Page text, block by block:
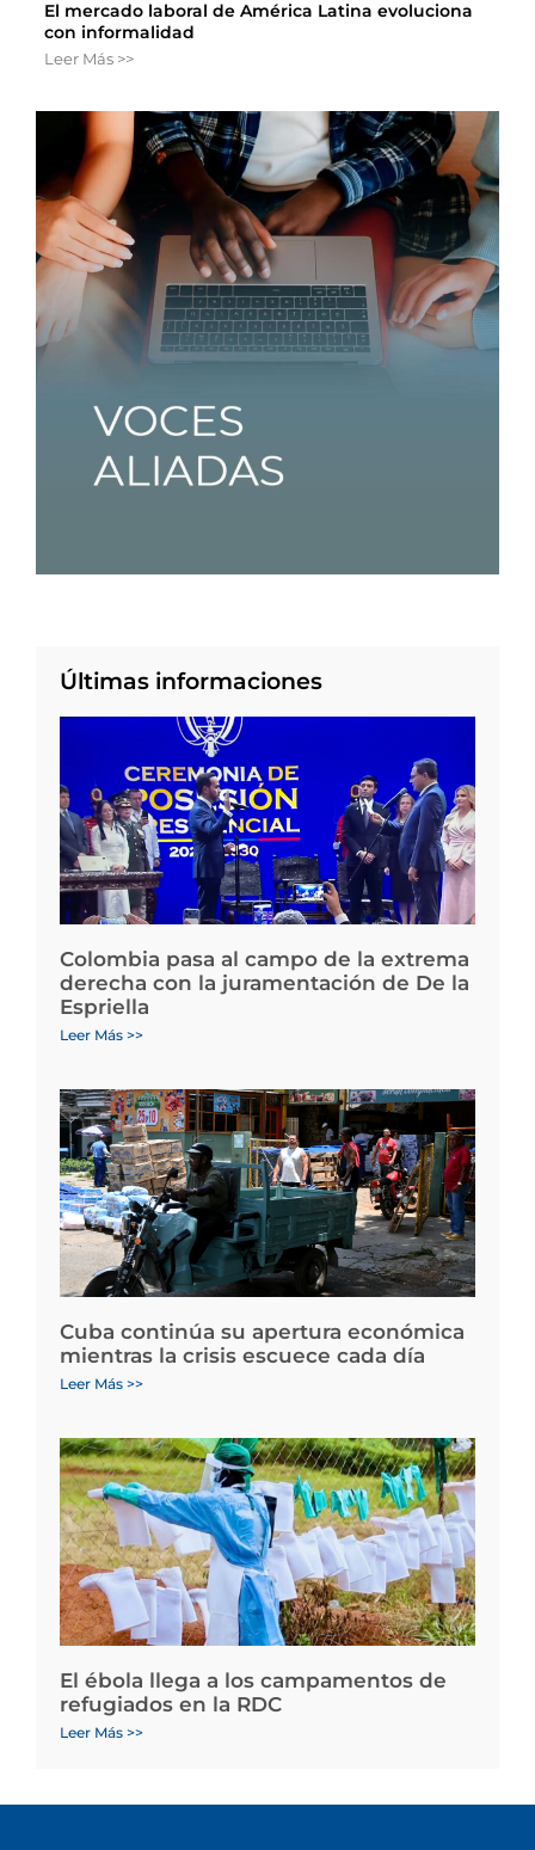
El mercado laboral de América Latina evoluciona
con informalidad
Leer Más >>
Últimas informaciones
Colombia pasa al campo de la extrema
derecha con la juramentación de De la
Espriella
Leer Más >>
Cuba continúa su apertura económica
mientras la crisis escuece cada día
Leer Más >>
El ébola llega a los campamentos de
refugiados en la RDC
Leer Más >>